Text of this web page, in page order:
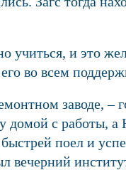
учиться, и это
во всем
заводе, –
домой с работы,
поел и
вечерний